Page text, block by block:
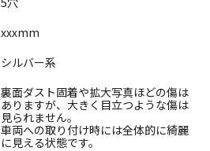
xxxmm
シルバー系
裏面ダスト固着や拡大写真ほどの傷は
ありますが、大きく目立つような傷は
見られません。
車両への取り付け時には全体的に綺麗
に見える状態です。